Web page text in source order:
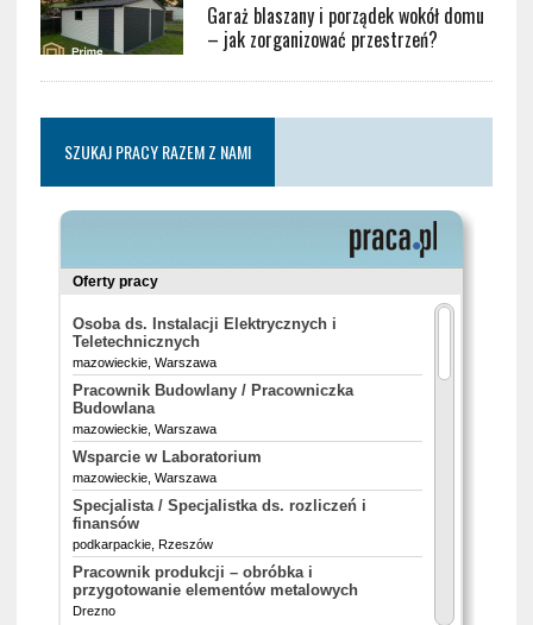
Garaż blaszany i porządek wokół domu
– jak zorganizować przestrzeń?
SZUKAJ PRACY RAZEM Z NAMI